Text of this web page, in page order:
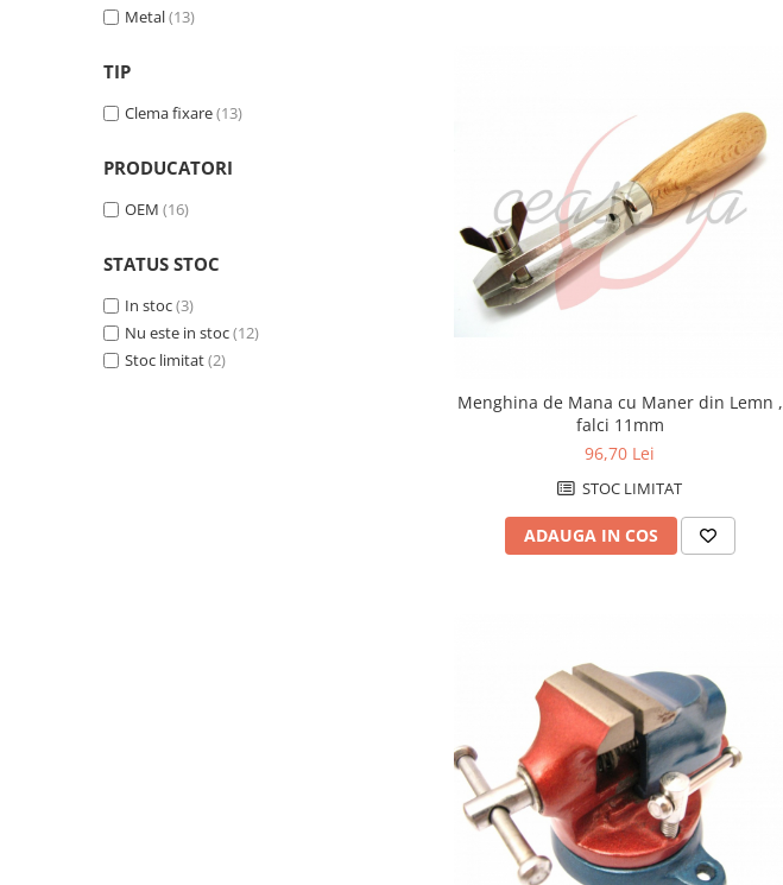
Ceasuri Reflex
Curele Ceasuri
Curele Apple Watch
Curele metalice
Curele militare
Curele piele
Curele Samsung Watch
Metal(13)
TIP
Clema fixare(13)
PRODUCATORI
OEM (16)
STATUS STOC
In stoc(3)
Nu este in stoc(12)
Stoc limitat(2)
Menghina de Mana cu Maner din Lemn ,
falci 11mm
96,70 Lei
STOC LIMITAT
ADAUGA IN COS